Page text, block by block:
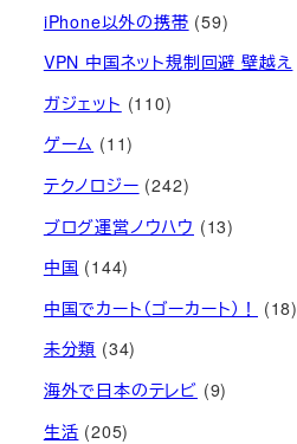
iPhone以外の携帯 (59)
VPN 中国ネット規制回避 壁越え
ガジェット (110)
ゲーム (11)
テクノロジー (242)
ブログ運営ノウハウ (13)
中国 (144)
中国でカート（ゴーカート）！
(18)
未分類 (34)
海外で日本のテレビ (9)
生活 (205)